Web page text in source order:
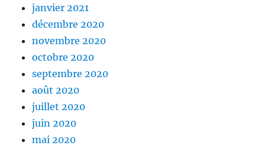
janvier 2021
décembre 2020
novembre 2020
octobre 2020
septembre 2020
août 2020
juillet 2020
juin 2020
mai 2020